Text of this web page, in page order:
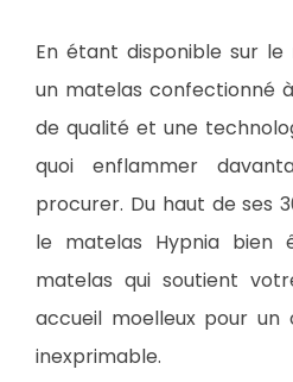
En étant disponible sur
un matelas confectionné
de qualité et une
quoi enflammer
procurer. Du haut de ses
le matelas Hypnia bien
matelas qui soutient
accueil moelleux pour
inexprimable.